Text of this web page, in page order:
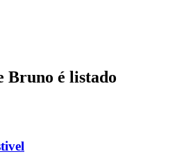
Bruno é listado